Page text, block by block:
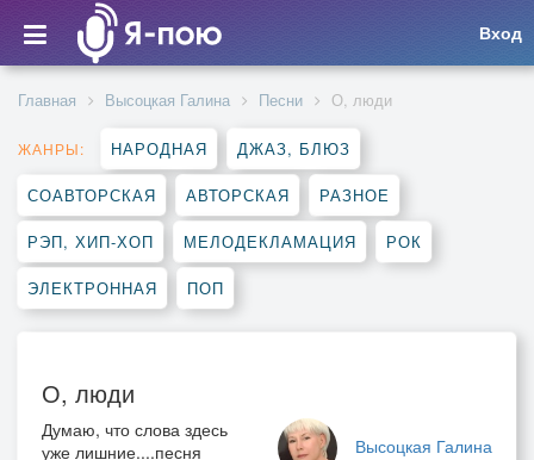
Вход
Главная Высоцкая Галина Песни О, люди
ЖАНРЫ: НАРОДНАЯ ДЖАЗ, БЛЮЗ
СОАВТОРСКАЯ АВТОРСКАЯ РАЗНОЕ
РЭП, ХИП-ХОП МЕЛОДЕКЛАМАЦИЯ РОК
ЭЛЕКТРОННАЯ ПОП
О, люди
Высоцкая Галина
Думаю, что слова здесь
уже лишние....песня